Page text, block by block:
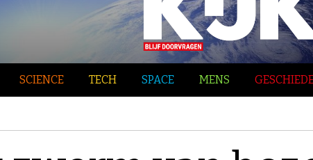
SCIENCE TECH SPACE MENS